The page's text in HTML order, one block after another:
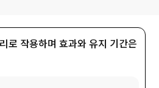
로 작용하며 효과와 유지 기간은